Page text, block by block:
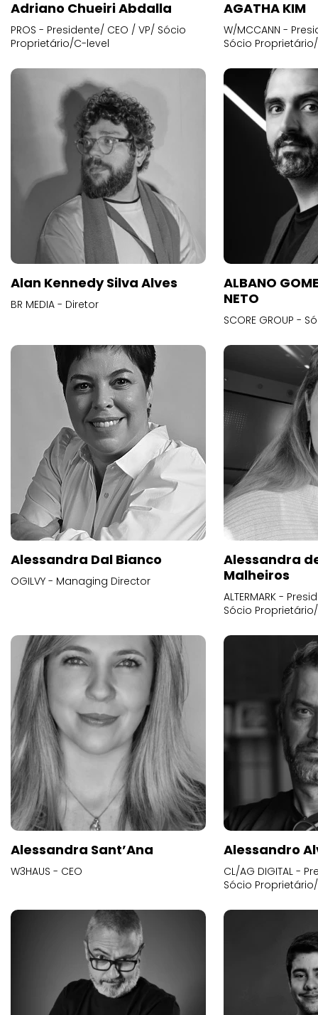
Adriano Chueiri Abdalla
PROS - Presidente/ CEO / VP/ Sócio
Proprietário/C-level
AGATHA KIM
W/MCCANN -
Sócio
Alan Kennedy Silva Alves
BR MEDIA - Diretor
ALBANO
NETO
SCORE GROUP -
Alessandra Dal Bianco
OGILVY - Managing Director
Alessandra
Malheiros
ALTERMARK -
Sócio
Alessandra Sant’Ana
W3HAUS - CEO
Alessandro
CL/AG DIGITAL -
Sócio